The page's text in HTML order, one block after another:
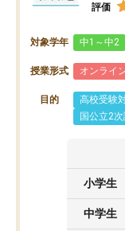
評価
対象学年 中1～中2
授業形式 オンライ
目的 高校受験
国公立2
小学生
中学生